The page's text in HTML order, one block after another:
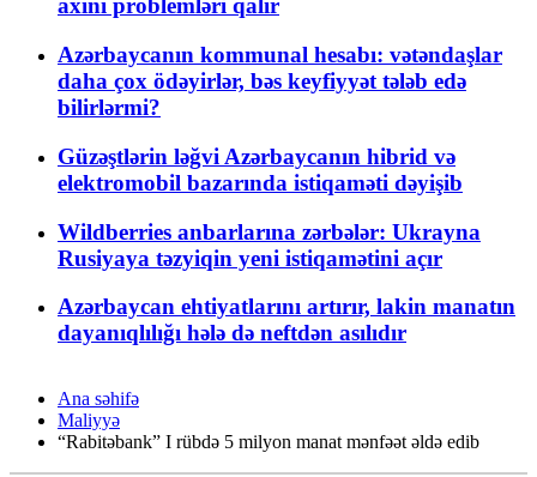
axını problemləri qalır
Azərbaycanın kommunal hesabı: vətəndaşlar
daha çox ödəyirlər, bəs keyfiyyət tələb edə
bilirlərmi?
Güzəştlərin ləğvi Azərbaycanın hibrid və
elektromobil bazarında istiqaməti dəyişib
Wildberries anbarlarına zərbələr: Ukrayna
Rusiyaya təzyiqin yeni istiqamətini açır
Azərbaycan ehtiyatlarını artırır, lakin manatın
dayanıqlılığı hələ də neftdən asılıdır
Ana səhifə
Maliyyə
“Rabitəbank” I rübdə 5 milyon manat mənfəət əldə edib